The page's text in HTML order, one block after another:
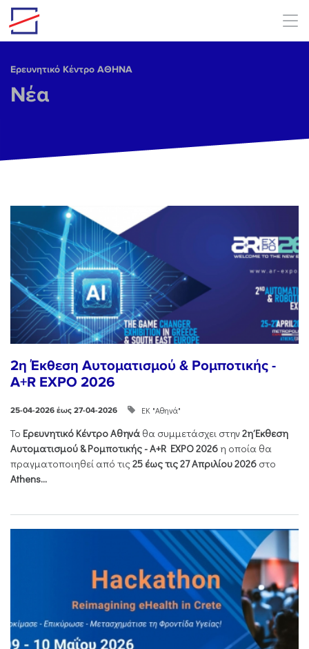
Skip to main content
Ερευνητικό Κέντρο ΑΘΗΝΑ
Νέα
2η Έκθεση Αυτοματισμού & Ρομποτικής -
A+R EXPO 2026
25-04-2026 έως 27-04-2026 ΕΚ "Αθηνά"
Το Ερευνητικό Κέντρο Αθηνά θα συμμετάσχει στην2η Έκθεση
Αυτοματισμού & Ρομποτικής - Α+R EXPO 2026 η οποία θα
πραγματοποιηθεί από τις25 έως τις 27 Απριλίου 2026 στο
Athens...